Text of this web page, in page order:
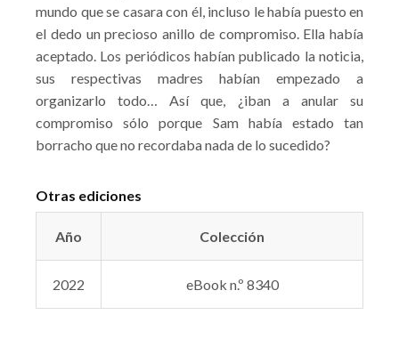
mundo que se casara con él, incluso le había puesto en
el dedo un precioso anillo de compromiso. Ella había
aceptado. Los periódicos habían publicado la noticia,
sus respectivas madres habían empezado a
organizarlo todo… Así que, ¿iban a anular su
compromiso sólo porque Sam había estado tan
borracho que no recordaba nada de lo sucedido?
Otras ediciones
Año Colección
2022 eBook n.º 8340